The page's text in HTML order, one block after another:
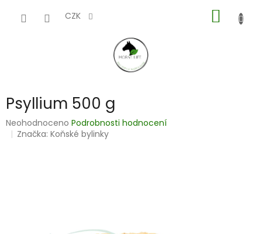
CZK
KOŠÍK
Psyllium 500 g
Průměrné
hodnocení
Neohodnoceno Podrobnosti hodnocení
Značka:Koňské bylinky